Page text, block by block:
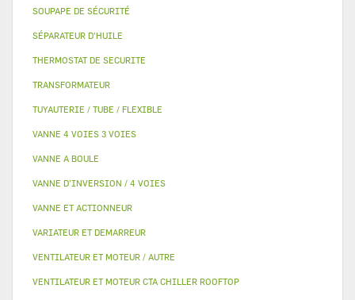
SOUPAPE DE SÉCURITÉ
SÉPARATEUR D'HUILE
THERMOSTAT DE SECURITE
TRANSFORMATEUR
TUYAUTERIE / TUBE / FLEXIBLE
VANNE 4 VOIES 3 VOIES
VANNE A BOULE
VANNE D’INVERSION / 4 VOIES
VANNE ET ACTIONNEUR
VARIATEUR ET DEMARREUR
VENTILATEUR ET MOTEUR / AUTRE
VENTILATEUR ET MOTEUR CTA CHILLER ROOFTOP